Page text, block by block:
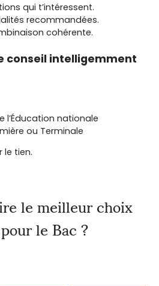
qui t’intéressent.
recommandées.
cohérente.
conseil intelligemment
l’Éducation nationale
ou Terminale
le tien.
le meilleur choix
le Bac ?